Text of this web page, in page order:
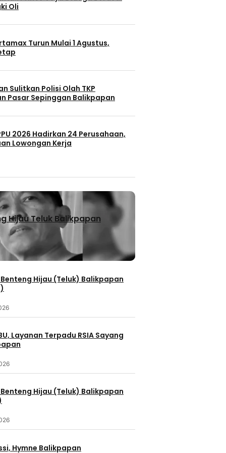
Oli
Turun Mulai 1 Agustus,
Sulitkan Polisi Olah TKP
Pasar Sepinggan Balikpapan
2026 Hadirkan 24 Perusahaan,
Lowongan Kerja
Hijau Teluk Balikpapan
Hijau (Teluk) Balikpapan
Layanan Terpadu RSIA Sayang
Hijau (Teluk) Balikpapan
Hymne Balikpapan